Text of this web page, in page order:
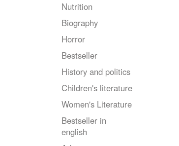
Nutrition
Biography
Horror
Bestseller
History and politics
Children's literature
Women's Literature
Bestseller in
english